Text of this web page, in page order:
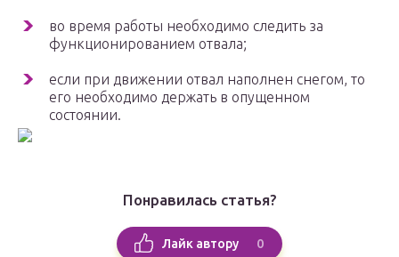
во время работы необходимо следить за
функционированием отвала;
если при движении отвал наполнен снегом, то
его необходимо держать в опущенном
состоянии.
Понравилась статья?
Лайк автору 0